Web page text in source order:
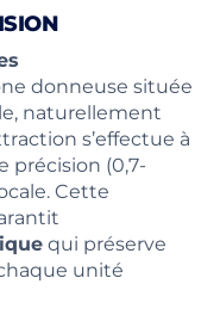
donneuse située
naturellement
s’effectue à
précision (0,7-
Cette
qui préserve
unité